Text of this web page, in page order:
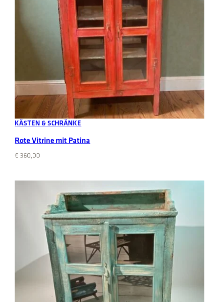
Add to cart
KÄSTEN & SCHRÄNKE
Rote Vitrine mit Patina
€ 360,00